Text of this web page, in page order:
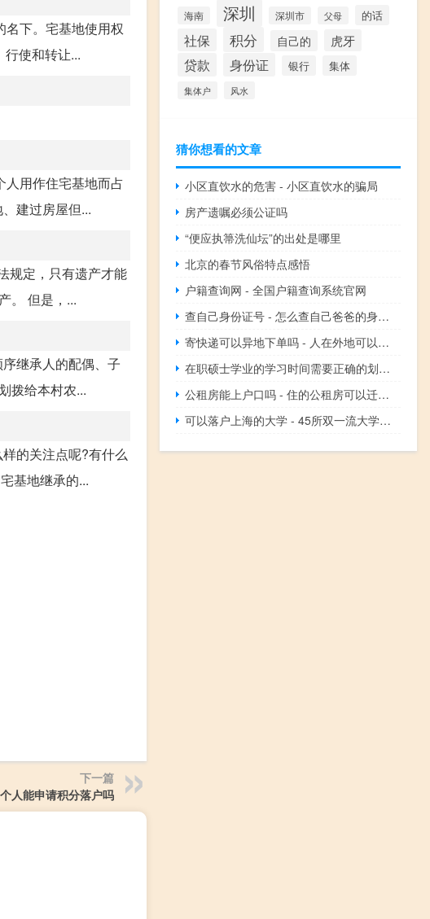
名下。宅基地使用权
使和转让...
人用作住宅基地而占
建过房屋但...
规定，只有遗产才能
。 但是，...
继承人的配偶、子
拨给本村农...
的关注点呢?有什么
基地继承的...
下一篇
人能申请积分落户吗
海南 深圳 深圳市 父母 的话
社保 积分 自己的 虎牙
贷款 身份证 银行 集体
集体户 风水
猜你想看的文章
小区直饮水的危害 - 小区直饮水的骗局
房产遗嘱必须公证吗
“便应执箒洗仙坛”的出处是哪里
北京的春节风俗特点感悟
户籍查询网 - 全国户籍查询系统官网
查自己身份证号 - 怎么查自己爸爸的身份证号码
寄快递可以异地下单吗 - 人在外地可以给自己寄快递吗
在职硕士学业的学习时间需要正确的划分阶段
公租房能上户口吗 - 住的公租房可以迁入户口吗
可以落户上海的大学 - 45所双一流大学直接落户上海